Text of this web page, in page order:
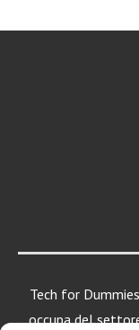
Tech for
occupa del